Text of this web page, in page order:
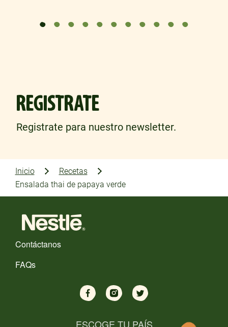
REGISTRATE
Registrate para nuestro newsletter.
Inicio
Recetas
Ensalada thai de papaya verde
Contáctanos
FAQs
ESCOGE TU PAÍS